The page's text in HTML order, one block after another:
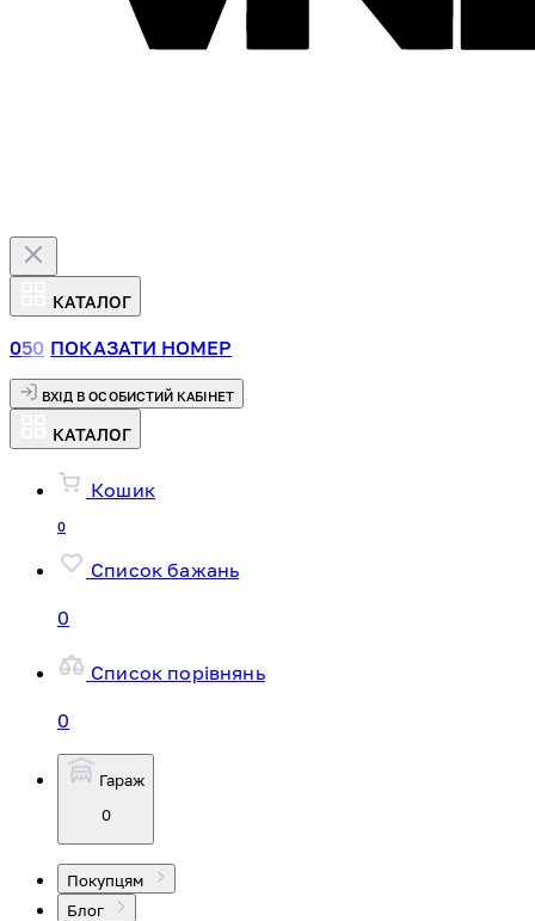
КАТАЛОГ
050 ПОКАЗАТИ НОМЕР
ВХІД В ОСОБИСТИЙ КАБІНЕТ
КАТАЛОГ
Кошик
0
Список бажань
0
Список порівнянь
0
Гараж
0
Покупцям
Блог